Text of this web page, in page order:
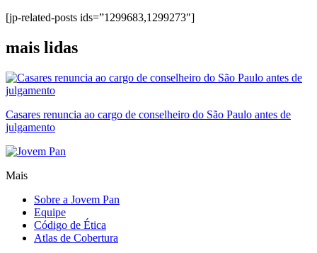
[jp-related-posts ids=”1299683,1299273″]
mais lidas
Casares renuncia ao cargo de conselheiro do São Paulo antes de
julgamento
Mais
Sobre a Jovem Pan
Equipe
Código de Ética
Atlas de Cobertura